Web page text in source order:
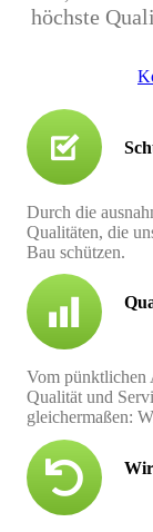
höchste
Durch die
Qualitäten, die
Bau schützen.
Vom pünktlichen
Qualität und
gleichermaßen: